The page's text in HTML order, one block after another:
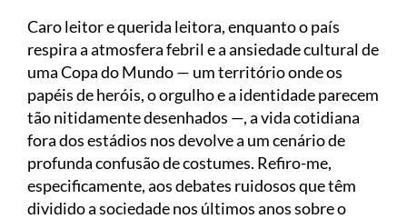
Caro leitor e querida leitora, enquanto o país
respira a atmosfera febril e a ansiedade cultural de
uma Copa do Mundo — um território onde os
papéis de heróis, o orgulho e a identidade parecem
tão nitidamente desenhados —, a vida cotidiana
fora dos estádios nos devolve a um cenário de
profunda confusão de costumes. Refiro-me,
especificamente, aos debates ruidosos que têm
dividido a sociedade nos últimos anos sobre o